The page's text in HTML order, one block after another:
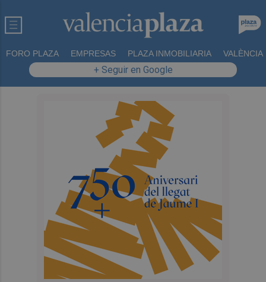
FORO PLAZA EMPRESAS PLAZA INMOBILIARIA VALÈNCIA
+ Seguir en Google